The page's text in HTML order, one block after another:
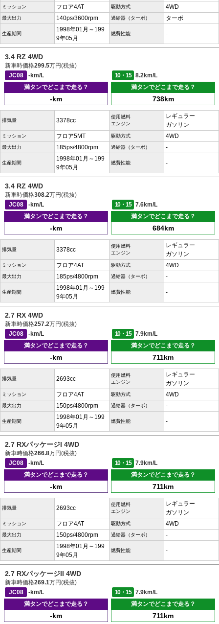
ミッション フロア4AT 駆動方式 4WD
最大出力 140ps/3600rpm 過給器（ターボ） ターボ
生産期間
1998年01月～199
9年05月
燃費性能 -
3.4 RZ 4WD
新車時価格299.5万円(税抜)
JC08
-km/L 10・15
8.2km/L
満タンでどこまで走る？
-km
満タンでどこまで走る？
738km
排気量 3378cc
使用燃料
エンジン
レギュラー
ガソリン
ミッション フロア5MT 駆動方式 4WD
最大出力 185ps/4800rpm 過給器（ターボ） -
生産期間
1998年01月～199
9年05月
燃費性能 -
3.4 RZ 4WD
新車時価格308.2万円(税抜)
JC08
-km/L 10・15
7.6km/L
満タンでどこまで走る？
-km
満タンでどこまで走る？
684km
排気量 3378cc
使用燃料
エンジン
レギュラー
ガソリン
ミッション フロア4AT 駆動方式 4WD
最大出力 185ps/4800rpm 過給器（ターボ） -
生産期間
1998年01月～199
9年05月
燃費性能 -
2.7 RX 4WD
新車時価格257.2万円(税抜)
JC08
-km/L 10・15
7.9km/L
満タンでどこまで走る？
-km
満タンでどこまで走る？
711km
排気量 2693cc
使用燃料
エンジン
レギュラー
ガソリン
ミッション フロア4AT 駆動方式 4WD
最大出力 150ps/4800rpm 過給器（ターボ） -
生産期間
1998年01月～199
9年05月
燃費性能 -
2.7 RXパッケージI 4WD
新車時価格266.8万円(税抜)
JC08
-km/L 10・15
7.9km/L
満タンでどこまで走る？
-km
満タンでどこまで走る？
711km
排気量 2693cc
使用燃料
エンジン
レギュラー
ガソリン
ミッション フロア4AT 駆動方式 4WD
最大出力 150ps/4800rpm 過給器（ターボ） -
生産期間
1998年01月～199
9年05月
燃費性能 -
2.7 RXパッケージII 4WD
新車時価格269.1万円(税抜)
JC08
-km/L 10・15
7.9km/L
満タンでどこまで走る？
-km
満タンでどこまで走る？
711km